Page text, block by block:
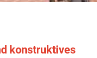
konstruktives